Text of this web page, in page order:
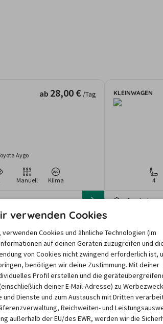
ab 28,00 € /Tag
Aygo
Manuell Klima
KLEINWAGEN
4
Pforzheim
auf den Suchergebnissen der letzten Tage.
können die nach einer Suche angezeigten
verwenden Cookies
verwenden Cookies und ähnliche Technologien (im
auf deinen Geräten zuzugreifen und
von Cookies nicht zwingend erforderlich ist,
benötigen wir deine Zustimmung. Mit deiner
Profil erstellen und die
deiner E-Mail-Adresse) zu
Dienste und zum Austausch mit Dritten
Reichweiten- und
außerhalb der EU/des EWR, werden wir die